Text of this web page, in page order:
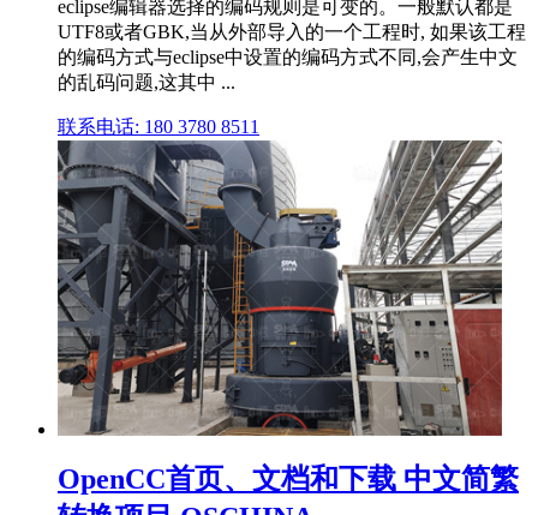
eclipse编辑器选择的编码规则是可变的。一般默认都是
UTF8或者GBK,当从外部导入的一个工程时, 如果该工程
的编码方式与eclipse中设置的编码方式不同,会产生中文
的乱码问题,这其中 ...
联系电话: 180 3780 8511
OpenCC首页、文档和下载 中文简繁